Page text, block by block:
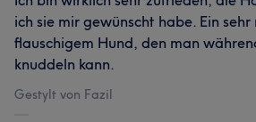
ich sie mir gewünscht habe. Ein
flauschigem Hund, den man
knuddeln kann.
Gestylt von Fazil